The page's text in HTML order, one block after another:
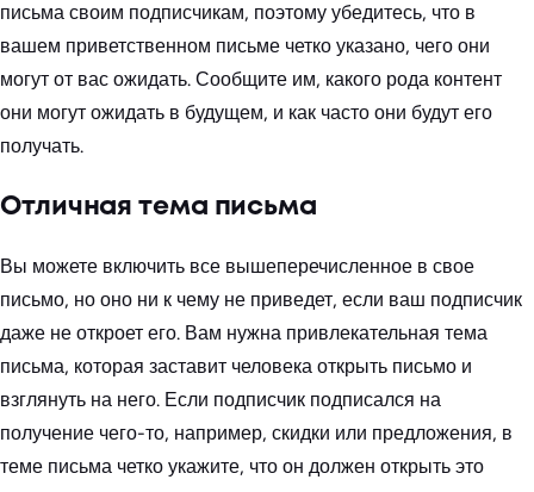
письма своим подписчикам, поэтому убедитесь, что в
вашем приветственном письме четко указано, чего они
могут от вас ожидать. Сообщите им, какого рода контент
они могут ожидать в будущем, и как часто они будут его
получать.
Отличная тема письма
Вы можете включить все вышеперечисленное в свое
письмо, но оно ни к чему не приведет, если ваш подписчик
даже не откроет его. Вам нужна привлекательная тема
письма, которая заставит человека открыть письмо и
взглянуть на него. Если подписчик подписался на
получение чего-то, например, скидки или предложения, в
теме письма четко укажите, что он должен открыть это